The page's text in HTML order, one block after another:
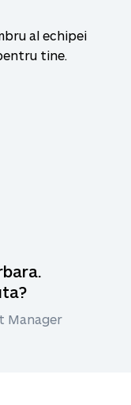
de import cu
care conține o
al echipei
tine.
Manager